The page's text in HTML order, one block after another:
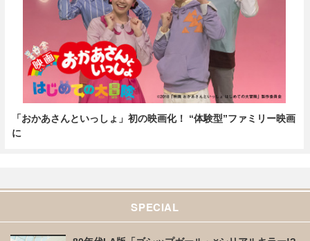
「おかあさんといっしょ」初の映画化！ “体験型”ファミリー映画
に
SPECIAL